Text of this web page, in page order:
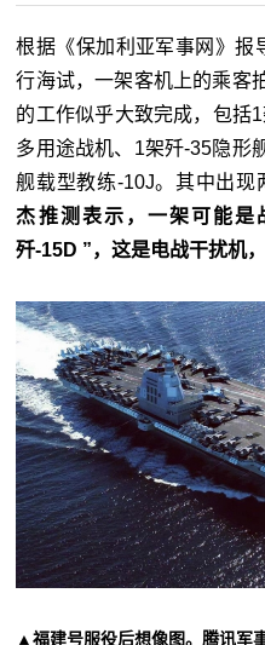
根据《保加利亚军事网》报
行海试，一架客机上的乘客
的工作似乎大致完成，包括
多用途战机、1架歼-35隐形
舰载型教练-10J。其中出现
杰推测表示，一架可能是
歼-15D ”，这是电战干扰机
▲福建号服役后想像图。腾讯军